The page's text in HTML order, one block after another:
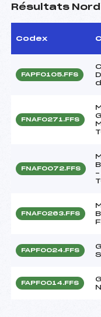
Résultats
Codex
FAPF0105.FFS
FNAF0271.FFS
FNAF0072.FFS
FNAF0263.FFS
FAPF0024.FFS
FAPF0014.FFS